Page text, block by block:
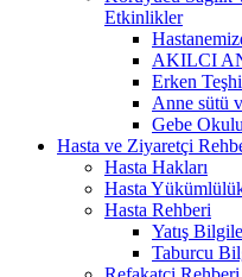
Etkinlikler
AKILCI
Erken
Anne sütü
Gebe
Hasta ve Ziyaretçi
Hasta Hakları
Hasta
Hasta Rehberi
Yatış
Taburcu